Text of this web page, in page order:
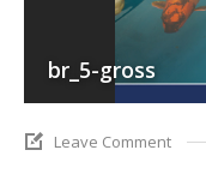
br_5-gross
Leave Comment